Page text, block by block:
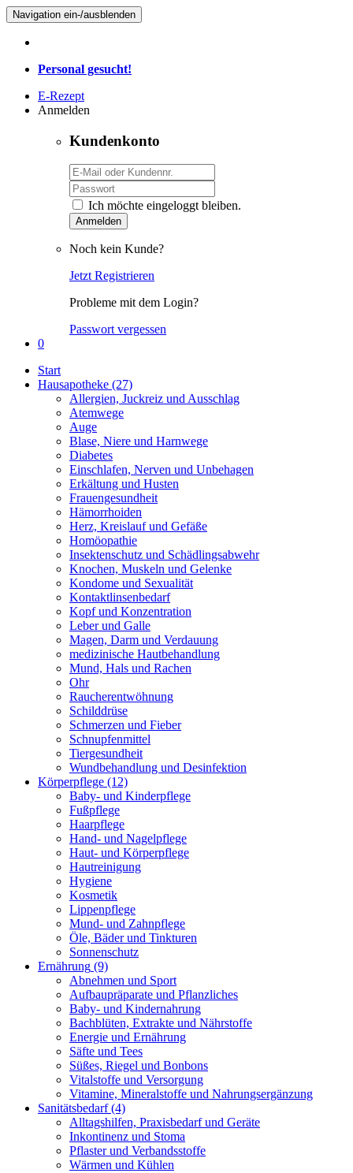
Navigation ein-/ausblenden
Personal gesucht!
E-Rezept
Anmelden
Kundenkonto
Ich möchte eingeloggt bleiben.
Anmelden
Noch kein Kunde?
Jetzt Registrieren
Probleme mit dem Login?
Passwort vergessen
0
Start
Hausapotheke (27)
Allergien, Juckreiz und Ausschlag
Atemwege
Auge
Blase, Niere und Harnwege
Diabetes
Einschlafen, Nerven und Unbehagen
Erkältung und Husten
Frauengesundheit
Hämorrhoiden
Herz, Kreislauf und Gefäße
Homöopathie
Insektenschutz und Schädlingsabwehr
Knochen, Muskeln und Gelenke
Kondome und Sexualität
Kontaktlinsenbedarf
Kopf und Konzentration
Leber und Galle
Magen, Darm und Verdauung
medizinische Hautbehandlung
Mund, Hals und Rachen
Ohr
Raucherentwöhnung
Schilddrüse
Schmerzen und Fieber
Schnupfenmittel
Tiergesundheit
Wundbehandlung und Desinfektion
Körperpflege (12)
Baby- und Kinderpflege
Fußpflege
Haarpflege
Hand- und Nagelpflege
Haut- und Körperpflege
Hautreinigung
Hygiene
Kosmetik
Lippenpflege
Mund- und Zahnpflege
Öle, Bäder und Tinkturen
Sonnenschutz
Ernährung (9)
Abnehmen und Sport
Aufbaupräparate und Pflanzliches
Baby- und Kindernahrung
Bachblüten, Extrakte und Nährstoffe
Energie und Ernährung
Säfte und Tees
Süßes, Riegel und Bonbons
Vitalstoffe und Versorgung
Vitamine, Mineralstoffe und Nahrungsergänzung
Sanitätsbedarf(4)
Alltagshilfen, Praxisbedarf und Geräte
Inkontinenz und Stoma
Pflaster und Verbandsstoffe
Wärmen und Kühlen